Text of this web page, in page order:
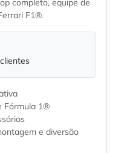
F1®.
Fórmula 1®
e diversão